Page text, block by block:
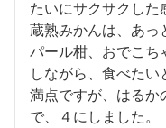
たいにサクサクした
蔵熟みかんは、あっ
パール柑、おでこち
しながら、食べたい
満点ですが、はるか
で、４にしました。